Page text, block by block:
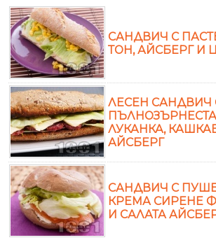
САНДВИЧ С
ТОН, АЙСБЕРГ И
ЛЕСЕН САНДВИЧ
ЛУКАНКА,
АЙСБЕРГ
САНДВИЧ С
КРЕМА СИРЕНЕ
И САЛАТА